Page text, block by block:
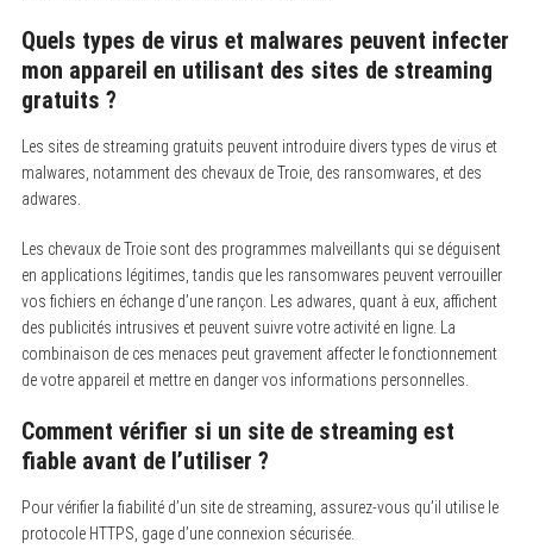
Quels types de virus et malwares peuvent infecter
mon appareil en utilisant des sites de streaming
gratuits ?
Les sites de streaming gratuits peuvent introduire divers types de virus et
malwares, notamment des chevaux de Troie, des ransomwares, et des
adwares.
Les chevaux de Troie sont des programmes malveillants qui se déguisent
en applications légitimes, tandis que les ransomwares peuvent verrouiller
vos fichiers en échange d’une rançon. Les adwares, quant à eux, affichent
des publicités intrusives et peuvent suivre votre activité en ligne. La
combinaison de ces menaces peut gravement affecter le fonctionnement
de votre appareil et mettre en danger vos informations personnelles.
Comment vérifier si un site de streaming est
fiable avant de l’utiliser ?
Pour vérifier la fiabilité d’un site de streaming, assurez-vous qu’il utilise le
protocole HTTPS, gage d’une connexion sécurisée.